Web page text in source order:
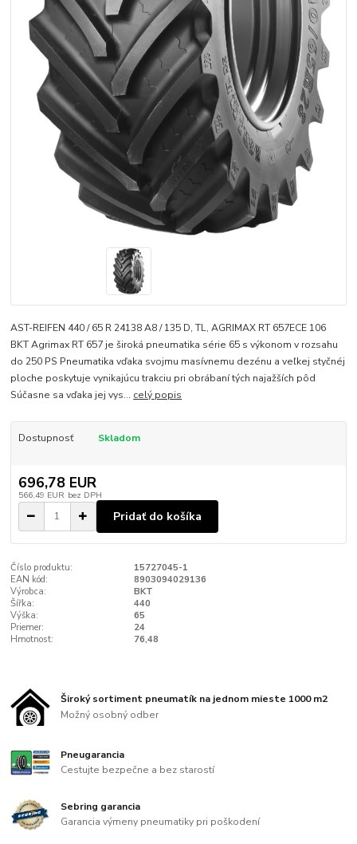
AST-REIFEN 440 / 65 R 24138 A8 / 135 D, TL, AGRIMAX RT 657ECE 106
BKT Agrimax RT 657 je široká pneumatika série 65 s výkonom v rozsahu
do 250 PS Pneumatika vďaka svojmu masívnemu dezénu a veľkej styčnéj
ploche poskytuje vynikajúcu trakciu pri obrábaní tých najažších pôd
Súčasne sa vďaka jej vys... celý popis
Dostupnosť Skladom
696,78 EUR
566,49 EUR bez DPH
Pridať do košíka
Číslo produktu:
15727045-1
EAN kód:
8903094029136
Výrobca:
BKT
Šířka:
440
Výška:
65
Priemer:
24
Hmotnost:
76,48
Široký sortiment pneumatík na jednom mieste 1000 m2
Možný osobný odber
Pneugarancia
Cestujte bezpečne a bez starostí
Sebring garancia
Garancia výmeny pneumatiky pri poškodení